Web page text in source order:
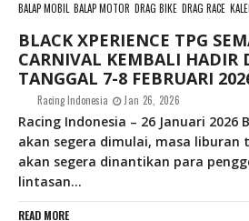
BALAP MOBIL BALAP MOTOR DRAG BIKE DRAG RACE
BLACK XPERIENCE TPG
CARNIVAL KEMBALI HADIR
TANGGAL 7-8 FEBRUARI
Racing Indonesia Jan 26, 2026
Racing Indonesia – 26 Januari 2026
akan segera dimulai, masa liburan
akan segera dinantikan para
lintasan...
READ MORE